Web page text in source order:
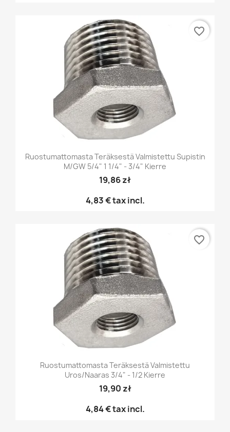
Ruostumattomasta Teräksestä Valmistettu Supistin
M/GW 5/4" 1 1/4" - 3/4" Kierre
19,86 zł
4,83 €tax incl.
favorite_border
Ruostumattomasta Teräksestä Valmistettu
Uros/naaras 3/4" - 1/2 Kierre
19,90 zł
4,84 €tax incl.
favorite_border